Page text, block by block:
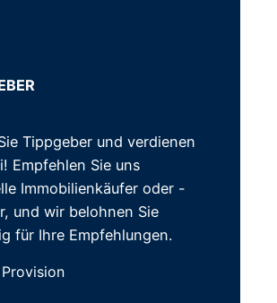
Tippgeber und verdienen
Empfehlen Sie uns
Immobilienkäufer oder -
und wir belohnen Sie
für Ihre Empfehlungen.